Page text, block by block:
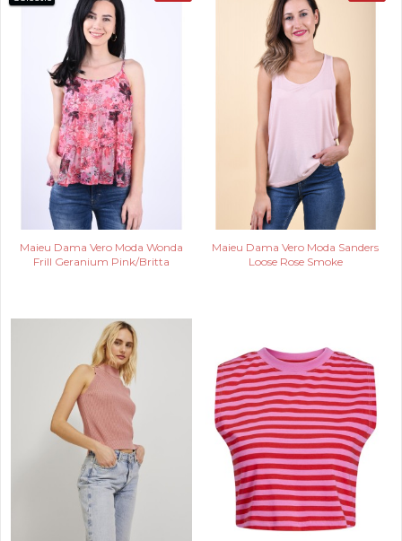
Maieu Dama Vero Moda Wonda
Frill Geranium Pink/Britta
Maieu Dama Vero Moda Sanders
Loose Rose Smoke